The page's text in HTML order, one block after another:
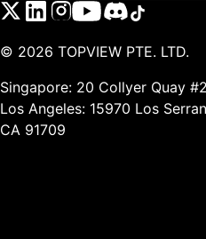
© 2026 TOPVIEW PTE. LTD.
Singapore: 20 Collyer Quay
Los Angeles: 15970 Los
CA 91709